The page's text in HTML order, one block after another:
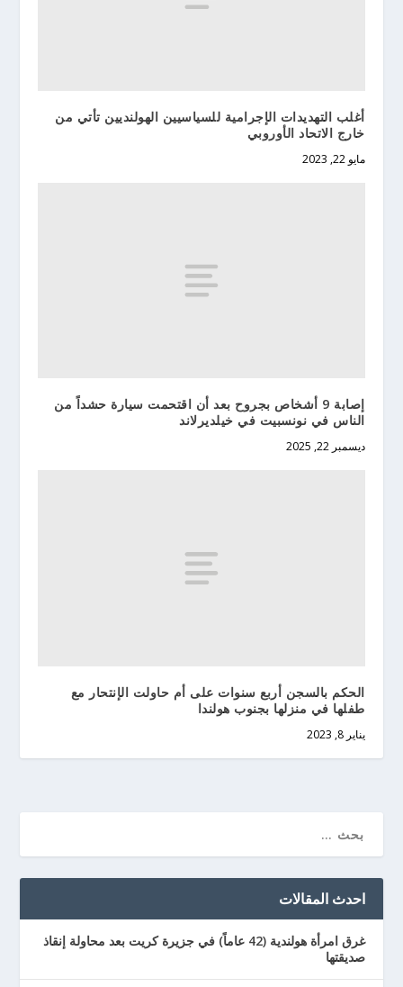
أغلب التهديدات الإجرامية للسياسيين الهولنديين تأتي من
خارج الاتحاد الأوروبي
مايو 22, 2023
إصابة 9 أشخاص بجروح بعد أن اقتحمت سيارة حشداً من
الناس في نونسبيت في خيلديرلاند
ديسمبر 22, 2025
الحكم بالسجن أربع سنوات على أم حاولت الإنتحار مع
طفلها في منزلها بجنوب هولندا
يناير 8, 2023
احدث المقالات
غرق امرأة هولندية (42 عاماً) في جزيرة كريت بعد محاولة إنقاذ
صديقتها